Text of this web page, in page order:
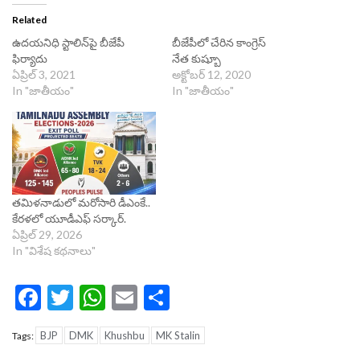
Related
ఉదయనిధి స్టాలిన్‌పై బీజేపీ
ఫిర్యాదు
ఏప్రిల్ 3, 2021
In "జాతీయం"
బీజేపీలో చేరిన కాంగ్రెస్
నేత కుష్బూ
అక్టోబర్ 12, 2020
In "జాతీయం"
తమిళనాడులో మ‌రోసారి డీఎంకే..
కేరళలో యూడీఎఫ్ సర్కార్.
ఏప్రిల్ 29, 2026
In "విశేష కథనాలు"
Facebook
Twitter
WhatsApp
Email
Tags: BJP DMK Khushbu MK Stalin